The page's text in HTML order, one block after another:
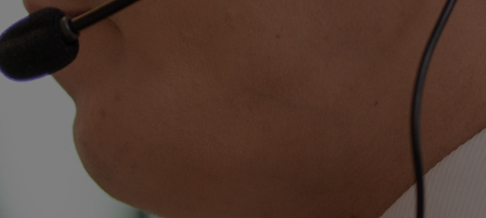
객지원 정책
항 및 News
US